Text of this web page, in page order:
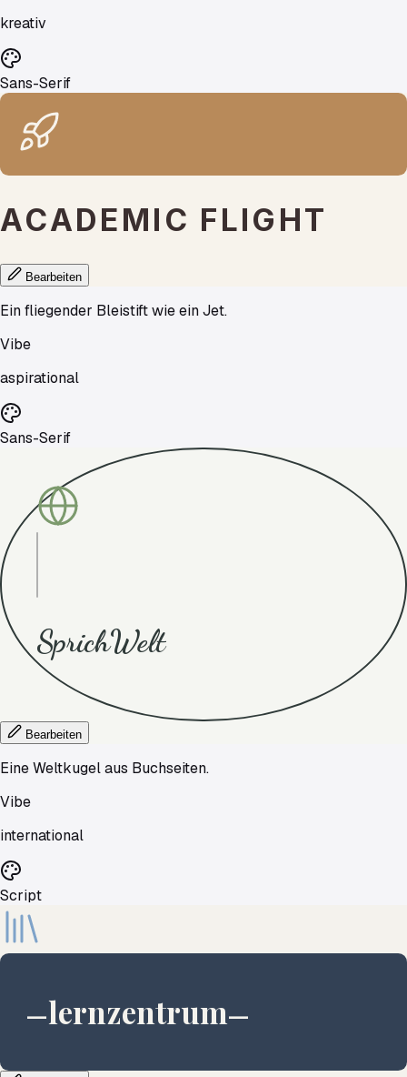
kreativ
Sans-Serif
ACADEMIC FLIGHT
Bearbeiten
Ein fliegender Bleistift wie ein Jet.
Vibe
aspirational
Sans-Serif
SprichWelt
Bearbeiten
Eine Weltkugel aus Buchseiten.
Vibe
international
Script
—lernzentrum—